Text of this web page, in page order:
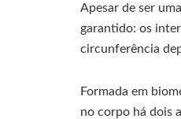
Apesar de ser
garantido: os
circunferência
Formada em
no corpo há dois